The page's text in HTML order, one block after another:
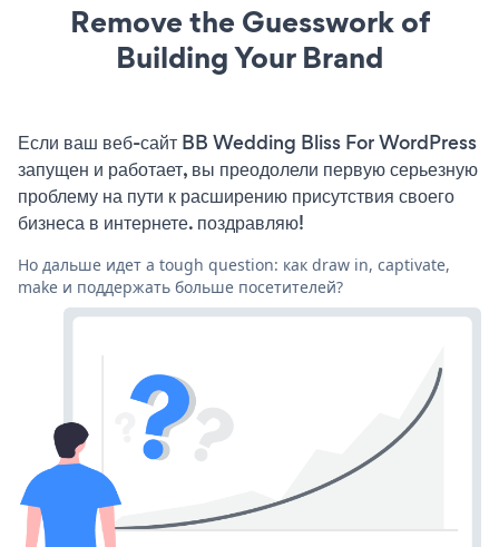
Remove the Guesswork of
Building Your Brand
Если ваш веб-сайт BB Wedding Bliss For WordPress
запущен и работает, вы преодолели первую серьезную
проблему на пути к расширению присутствия своего
бизнеса в интернете. поздравляю!
Но дальше идет a tough question: как draw in, captivate,
make и поддержать больше посетителей?